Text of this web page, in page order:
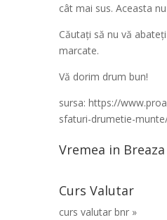
cât mai sus. Aceasta
Căutați să nu vă
marcate.
Vă dorim drum bun!
sursa: https://
sfaturi-drumetie-
Vremea in Breaza
Curs Valutar
curs valutar bnr »